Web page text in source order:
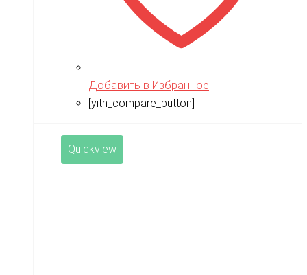
Добавить в Избранное
[yith_compare_button]
Quickview